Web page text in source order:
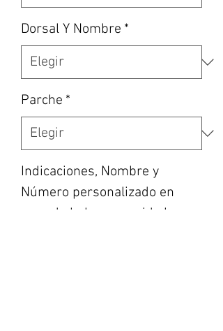
Dorsal Y Nombre *
Parche *
Indicaciones, Nombre y
Número personalizado en
caso de haber escogido la